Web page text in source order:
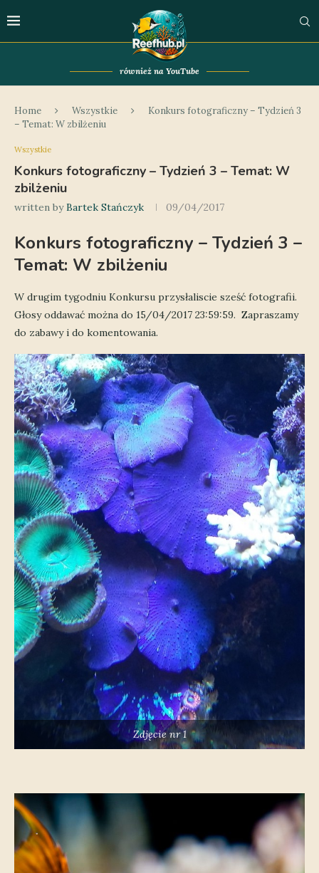
również na YouTube
Home Wszystkie
Konkurs fotograficzny – Tydzień 3
– Temat: W zbilżeniu
Wszystkie
Konkurs fotograficzny – Tydzień 3 – Temat: W
zbilżeniu
written byBartek Stańczyk 09/04/2017
Konkurs fotograficzny – Tydzień 3 –
Temat: W zbilżeniu
W drugim tygodniu Konkursu przysłaliscie sześć fotografii.
Głosy oddawać można do 15/04/2017 23:59:59. Zapraszamy
do zabawy i do komentowania.
Zdjęcie nr 1